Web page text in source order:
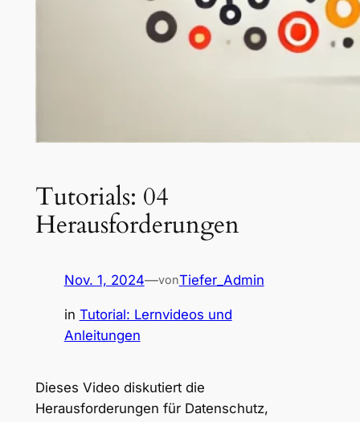
Tutorials: 04
Herausforderungen
Nov. 1, 2024—vonTiefer_Admin
in Tutorial: Lernvideos und
Anleitungen
Dieses Video diskutiert die
Herausforderungen für Datenschutz,